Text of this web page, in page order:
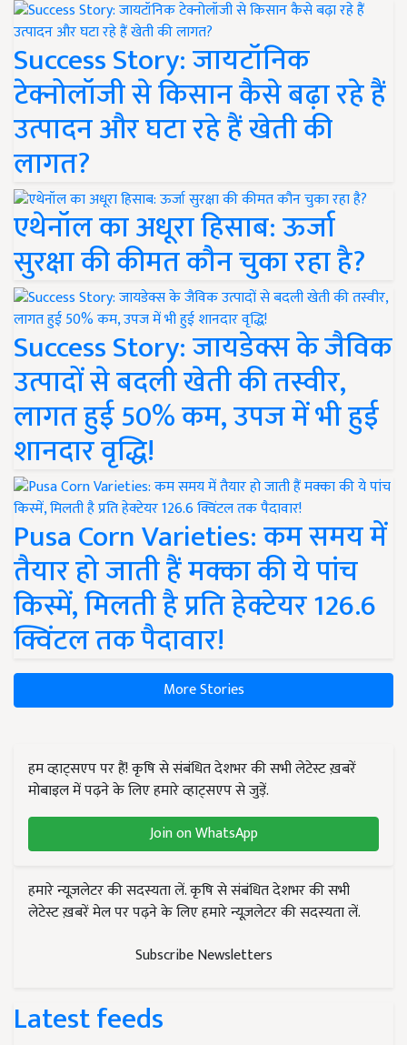
Success Story: जायटॉनिक
टेक्नोलॉजी से किसान कैसे बढ़ा रहे हैं
उत्पादन और घटा रहे हैं खेती की
लागत?
एथेनॉल का अधूरा हिसाब: ऊर्जा
सुरक्षा की कीमत कौन चुका रहा है?
Success Story: जायडेक्स के जैविक
उत्पादों से बदली खेती की तस्वीर,
लागत हुई 50% कम, उपज में भी हुई
शानदार वृद्धि!
Pusa Corn Varieties: कम समय में
तैयार हो जाती हैं मक्का की ये पांच
किस्में, मिलती है प्रति हेक्टेयर 126.6
क्विंटल तक पैदावार!
More Stories
हम व्हाट्सएप पर हैं! कृषि से संबंधित देशभर की सभी लेटेस्ट ख़बरें
मोबाइल में पढ़ने के लिए हमारे व्हाट्सएप से जुड़ें.
Join on WhatsApp
हमारे न्यूज़लेटर की सदस्यता लें. कृषि से संबंधित देशभर की सभी
लेटेस्ट ख़बरें मेल पर पढ़ने के लिए हमारे न्यूज़लेटर की सदस्यता लें.
Subscribe Newsletters
Latest feeds